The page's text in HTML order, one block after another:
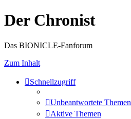
Der Chronist
Das BIONICLE-Fanforum
Zum Inhalt
Schnellzugriff
Unbeantwortete Themen
Aktive Themen